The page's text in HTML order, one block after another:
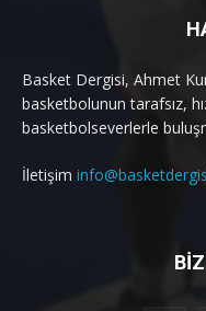
Basket Dergisi, Ahmet
basketbolunun tarafsız,
basketbolseverlerle
İletişim